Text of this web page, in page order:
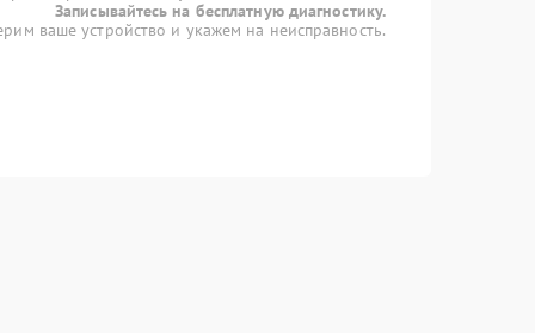
Записывайтесь на бесплатную диагностику.
ваше устройство и укажем на неисправность.